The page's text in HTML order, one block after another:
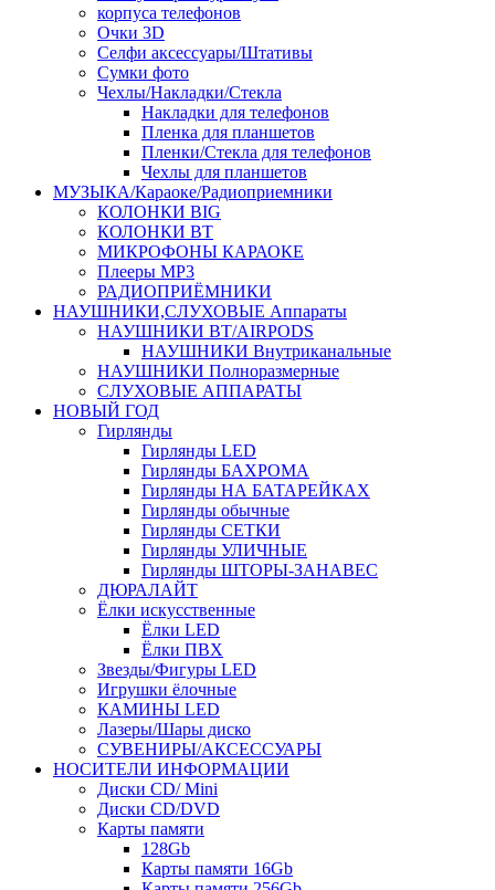
корпуса телефонов
Очки 3D
Селфи аксессуары/Штативы
Сумки фото
Чехлы/Накладки/Стекла
Накладки для телефонов
Пленка для планшетов
Пленки/Стекла для телефонов
Чехлы для планшетов
МУЗЫКА/Караоке/Радиоприемники
КОЛОНКИ BIG
КОЛОНКИ BT
МИКРОФОНЫ КАРАОКЕ
Плееры MP3
РАДИОПРИЁМНИКИ
НАУШНИКИ,СЛУХОВЫЕ Аппараты
НАУШНИКИ BT/AIRPODS
НАУШНИКИ Внутриканальные
НАУШНИКИ Полноразмерные
СЛУХОВЫЕ АППАРАТЫ
НОВЫЙ ГОД
Гирлянды
Гирлянды LED
Гирлянды БАХРОМА
Гирлянды НА БАТАРЕЙКАХ
Гирлянды обычные
Гирлянды СЕТКИ
Гирлянды УЛИЧНЫЕ
Гирлянды ШТОРЫ-ЗАНАВЕС
ДЮРАЛАЙТ
Ёлки искусственные
Ёлки LED
Ёлки ПВХ
Звезды/Фигуры LED
Игрушки ёлочные
КАМИНЫ LED
Лазеры/Шары диско
СУВЕНИРЫ/АКСЕССУАРЫ
НОСИТЕЛИ ИНФОРМАЦИИ
Диски CD/ Mini
Диски CD/DVD
Карты памяти
128Gb
Карты памяти 16Gb